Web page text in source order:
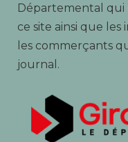
Départemental qui
ce site ainsi que les
les commerçants
journal.